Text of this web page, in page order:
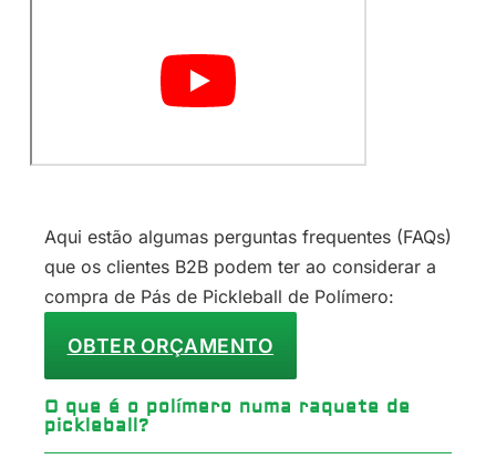
Aqui estão algumas perguntas frequentes (FAQs)
que os clientes B2B podem ter ao considerar a
compra de Pás de Pickleball de Polímero:
OBTER ORÇAMENTO
O que é o polímero numa raquete de
pickleball?